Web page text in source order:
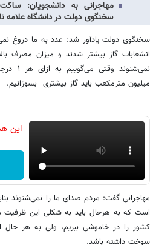
مهاجرانی به دانشجویان:
سخنگوی دولت در دانشگاه علامه
سخنگوی دولت یادآور شد: عدد به ما دروغ
انشعابات گاز بیشتر شدند و میزان مصرف
میلیون مترمکعب باید گاز بیشتری بسوزانیم.
این
مهاجرانی گفت: مردم صدای ما را نمی‌شنوند
است که به هرحال باید به شکلی این ظرفیت
کشور را در خاموشی ببریم، ولی به هر حال
سوخت داشته باشد.